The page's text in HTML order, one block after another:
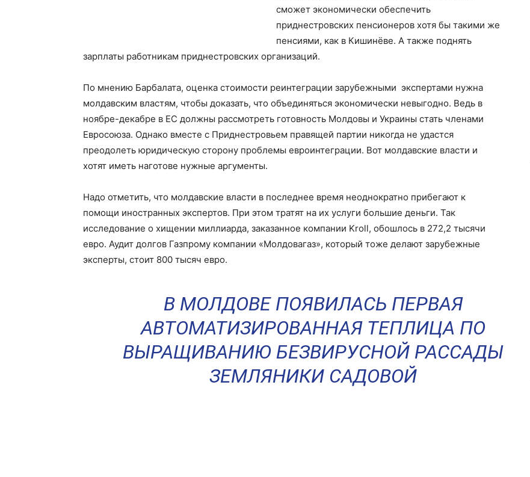
сможет экономически обеспечить
приднестровских пенсионеров хотя бы такими же
пенсиями, как в Кишинёве. А также поднять
зарплаты работникам приднестровских организаций.
По мнению Барбалата, оценка стоимости реинтеграции зарубежными экспертами нужна
молдавским властям, чтобы доказать, что объединяться экономически невыгодно. Ведь в
ноябре-декабре в ЕС должны рассмотреть готовность Молдовы и Украины стать членами
Евросоюза. Однако вместе с Приднестровьем правящей партии никогда не удастся
преодолеть юридическую сторону проблемы евроинтеграции. Вот молдавские власти и
хотят иметь наготове нужные аргументы.
Надо отметить, что молдавские власти в последнее время неоднократно прибегают к
помощи иностранных экспертов. При этом тратят на их услуги большие деньги. Так
исследование о хищении миллиарда, заказанное компании Kroll, обошлось в 272,2 тысячи
евро. Аудит долгов Газпрому компании «Молдовагаз», который тоже делают зарубежные
эксперты, стоит 800 тысяч евро.
В МОЛДОВЕ ПОЯВИЛАСЬ ПЕРВАЯ
АВТОМАТИЗИРОВАННАЯ ТЕПЛИЦА ПО
ВЫРАЩИВАНИЮ БЕЗВИРУСНОЙ РАССАДЫ
ЗЕМЛЯНИКИ САДОВОЙ